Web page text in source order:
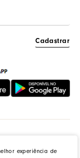
experiência de
Cadastrar